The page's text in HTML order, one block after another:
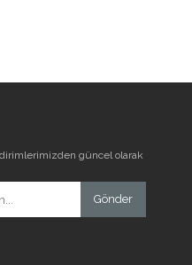
güncel olarak
Gönder